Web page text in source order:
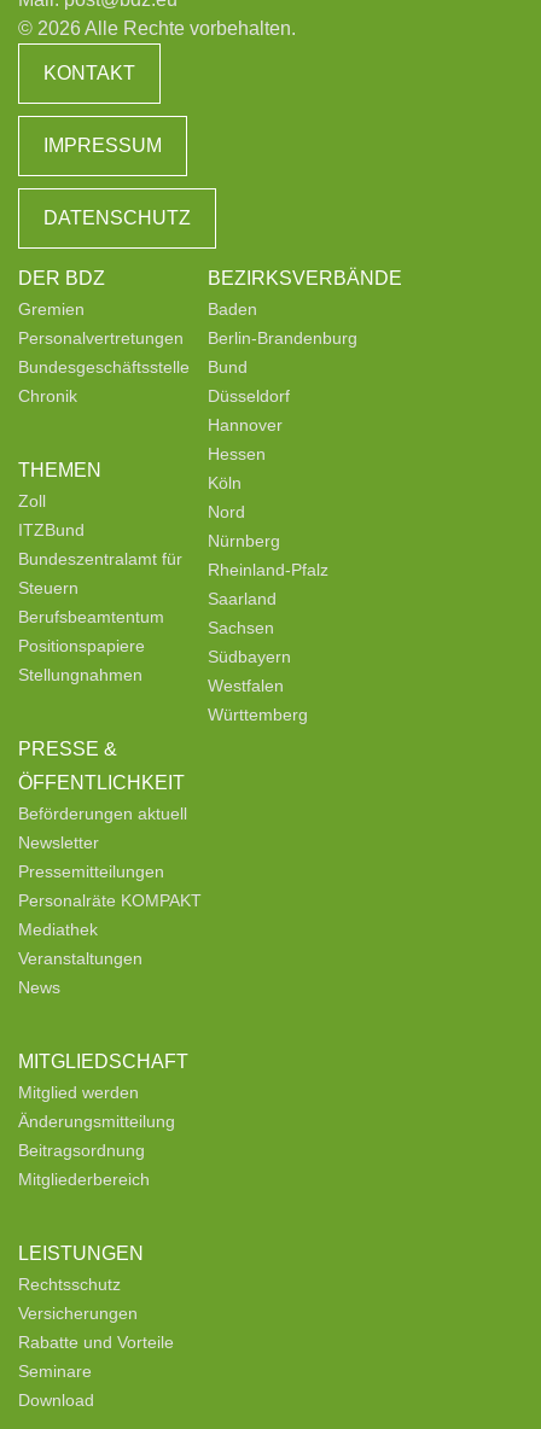
© 2026 Alle Rechte vorbehalten.
KONTAKT
IMPRESSUM
DATENSCHUTZ
DER BDZ
Gremien
Personalvertretungen
Bundesgeschäftsstelle
Chronik
THEMEN
Zoll
ITZBund
Bundeszentralamt für
Steuern
Berufsbeamtentum
Positionspapiere
Stellungnahmen
PRESSE &
ÖFFENTLICHKEIT
Beförderungen aktuell
Newsletter
Pressemitteilungen
Personalräte KOMPAKT
Mediathek
Veranstaltungen
News
MITGLIEDSCHAFT
Mitglied werden
Änderungsmitteilung
Beitragsordnung
Mitgliederbereich
LEISTUNGEN
Rechtsschutz
Versicherungen
Rabatte und Vorteile
Seminare
Download
BEZIRKSVERBÄNDE
Baden
Berlin-Brandenburg
Bund
Düsseldorf
Hannover
Hessen
Köln
Nord
Nürnberg
Rheinland-Pfalz
Saarland
Sachsen
Südbayern
Westfalen
Württemberg